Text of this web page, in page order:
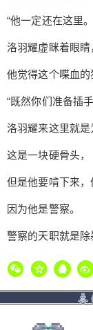
“他一定还在这里
洛羽耀虚眯着眼睛
他觉得这个喋血的
“既然你们准备插
洛羽耀来这里就是
这是一块硬骨头，
但是他要啃下来，
因为他是警察。
警察的天职就是除